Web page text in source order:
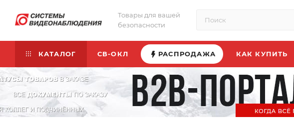
Товары для вашей
безопасности
КАТАЛОГ СВ-ОКЛ РАСПРОДАЖА КАК КУПИТЬ